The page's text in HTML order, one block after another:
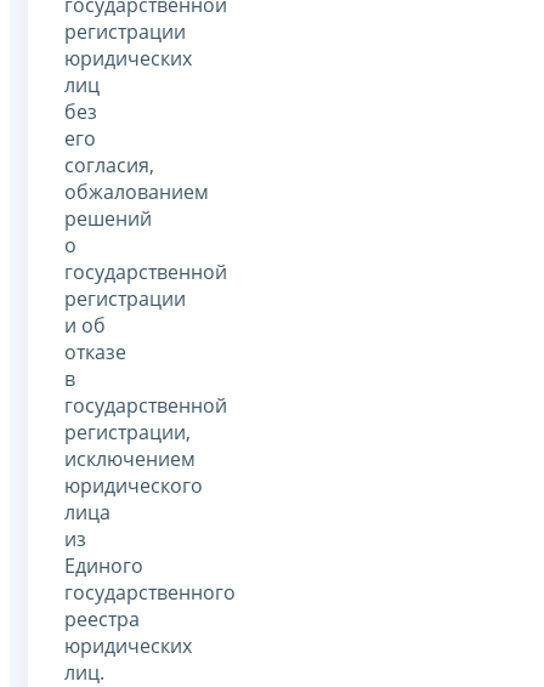
регистрации
юридических
лиц
без
его
согласия,
обжалованием
решений
о
государственной
регистрации
и об
отказе
в
государственной
регистрации,
исключением
юридического
лица
из
Единого
государственного
реестра
юридических
лиц.